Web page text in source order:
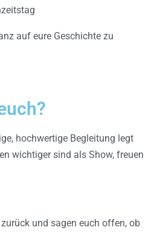
auf eure Geschichte zu
hochwertige Begleitung legt
wichtiger sind als Show, freuen
und sagen euch offen, ob